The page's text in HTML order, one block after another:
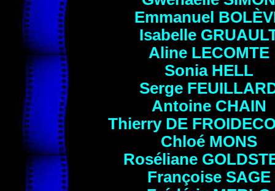
Emmanuel
Isabelle
Aline LECOMTE
Sonia HELL
Serge
Antoine CHAIN
Thierry DE
Chloé MONS
Roséliane
Françoise SAGE